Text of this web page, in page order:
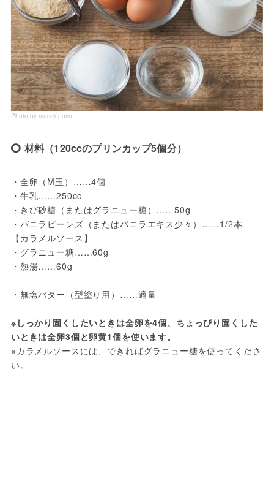
Photo by muccinpurin
材料（120ccのプリンカップ5個分）
・全卵（M玉）……4個
・牛乳……250cc
・きび砂糖（またはグラニュー糖）……50g
・バニラビーンズ（またはバニラエキス少々）……1/2本
【カラメルソース】
・グラニュー糖……60g
・熱湯……60g
・無塩バター（型塗り用）……適量
※しっかり固くしたいときは全卵を4個、ちょっぴり固くした
いときは全卵3個と卵黄1個を使います。
※カラメルソースには、できればグラニュー糖を使ってくださ
い。